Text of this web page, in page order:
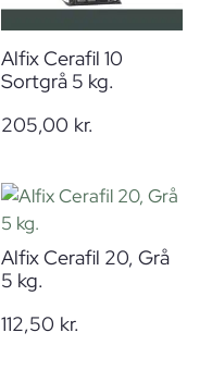
Alfix Cerafil 10
Sortgrå 5 kg.
205,00 kr.
Alfix Cerafil 20, Grå
5 kg.
112,50 kr.